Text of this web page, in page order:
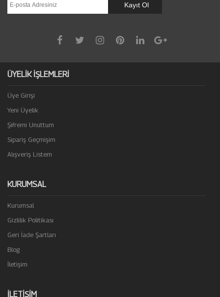
ÜYELİK İŞLEMLERİ
Üye Girişi
Yeni Üyelik
Şifremi Unuttum
Sipariş Geçmişim
Alışveriş Listem
KURUMSAL
Kurumsal
Gizlilik Politikası
Geri İade Şartları
Blog
İletişim
İLETIŞIM